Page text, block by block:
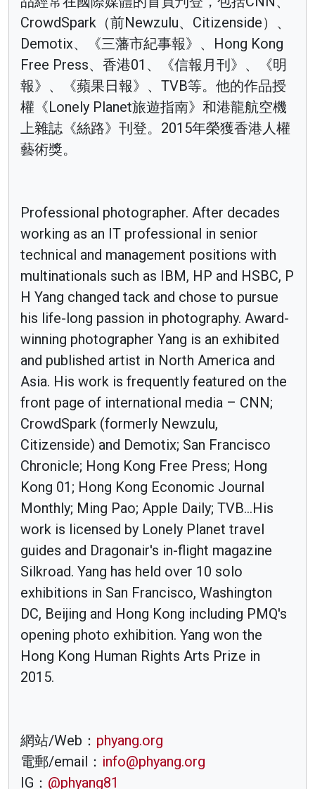
CrowdSpark（前Newzulu、Citizenside）、
Demotix、《三藩市紀事報》、Hong Kong
Free Press、香港01、《信報月刊》、《明
報》、《蘋果日報》、TVB等。他的作品授
權《Lonely Planet旅遊指南》和港龍航空機
上雜誌《絲路》刊登。2015年榮獲香港人權
藝術獎。
Professional photographer. After decades
working as an IT professional in senior
technical and management positions with
multinationals such as IBM, HP and HSBC, P
H Yang changed tack and chose to pursue
his life-long passion in photography. Award-
winning photographer Yang is an exhibited
and published artist in North America and
Asia. His work is frequently featured on the
front page of international media – CNN;
CrowdSpark (formerly Newzulu,
Citizenside) and Demotix; San Francisco
Chronicle; Hong Kong Free Press; Hong
Kong 01; Hong Kong Economic Journal
Monthly; Ming Pao; Apple Daily; TVB...His
work is licensed by Lonely Planet travel
guides and Dragonair's in-flight magazine
Silkroad. Yang has held over 10 solo
exhibitions in San Francisco, Washington
DC, Beijing and Hong Kong including PMQ's
opening photo exhibition. Yang won the
Hong Kong Human Rights Arts Prize in
2015.
網站/Web： phyang.org
電郵/email： info@phyang.org
IG： @phyang81